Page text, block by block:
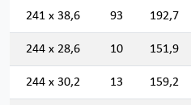
241 x 38,6 93 192,7
244 x 28,6 10 151,9
244 x 30,2 13 159,2